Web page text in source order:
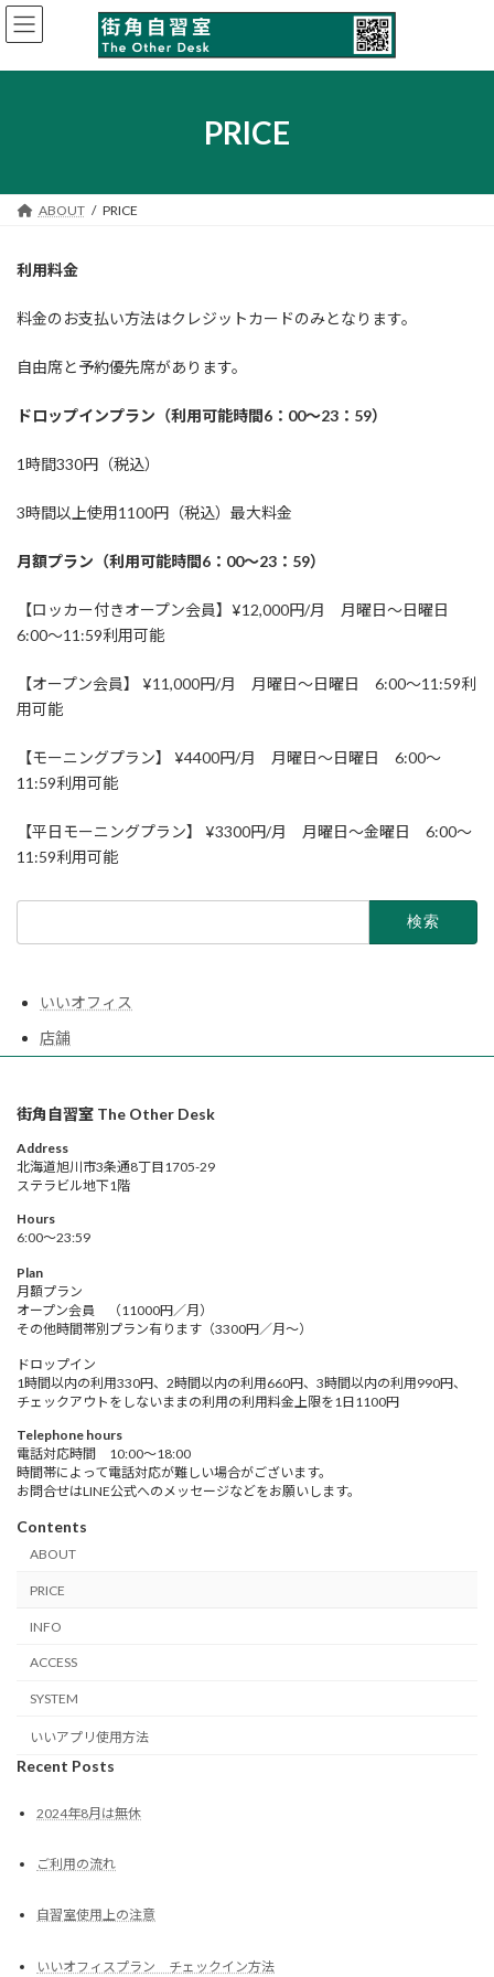
コ
ン
ン
ナ
ビ
ー
PRICE
ABOUT PRICE
利用料金
料金のお支払い方法はクレジットカードのみとなります。
自由席と予約優先席があります。
ドロップインプラン（利用可能時間6：00～23：59）
1時間330円（税込）
3時間以上使用1100円（税込）最大料金
月額プラン（利用可能時間6：00～23：59）
【ロッカー付きオープン会員】¥12,000円/月 月曜日～日曜日
6:00～11:59利用可能
【オープン会員】 ¥11,000円/月 月曜日～日曜日 6:00～11:59利
用可能
【モーニングプラン】 ¥4400円/月 月曜日～日曜日 6:00～
11:59利用可能
【平日モーニングプラン】 ¥3300円/月 月曜日～金曜日 6:00～
11:59利用可能
いいオフィス
店舗
街角自習室 The Other Desk
Address
北海道旭川市3条通8丁目1705-29
ステラビル地下1階
Hours
6:00～23:59
Plan
月額プラン
オープン会員 （11000円／月）
その他時間帯別プラン有ります（3300円／月～）
ドロップイン
1時間以内の利用330円、2時間以内の利用660円、3時間以内の利用990円、
チェックアウトをしないままの利用の利用料金上限を1日1100円
Telephone hours
電話対応時間 10:00～18:00
時間帯によって電話対応が難しい場合がございます。
お問合せはLINE公式へのメッセージなどをお願いします。
Contents
ABOUT
PRICE
INFO
ACCESS
SYSTEM
いいアプリ使用方法
Recent Posts
2024年8月は無休
ご利用の流れ
自習室使用上の注意
いいオフィスプラン チェックイン方法